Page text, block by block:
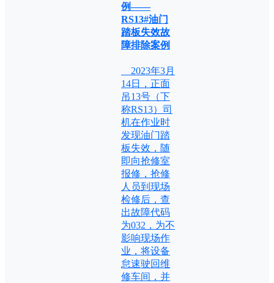
例——
RS13#油门
踏板失效故
障排除案例
2023年3月
14日，正面
吊13号（下
称RS13）司
机在作业时
发现油门踏
板失效，随
即向抢修室
报修，抢修
人员到现场
检修后，查
出故障代码
为032，为不
影响现场作
业，将设备
怠速驶回维
修车间，并